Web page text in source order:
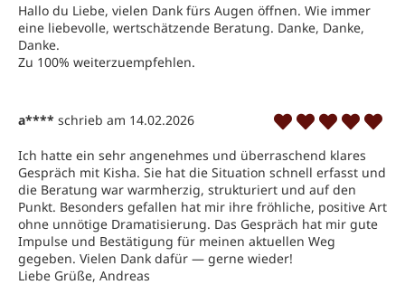
Hallo du Liebe, vielen Dank fürs Augen öffnen. Wie immer
eine liebevolle, wertschätzende Beratung. Danke, Danke,
Danke.
Zu 100% weiterzuempfehlen.
a**** schrieb am 14.02.2026
Ich hatte ein sehr angenehmes und überraschend klares
Gespräch mit Kisha. Sie hat die Situation schnell erfasst und
die Beratung war warmherzig, strukturiert und auf den
Punkt. Besonders gefallen hat mir ihre fröhliche, positive Art
ohne unnötige Dramatisierung. Das Gespräch hat mir gute
Impulse und Bestätigung für meinen aktuellen Weg
gegeben. Vielen Dank dafür — gerne wieder!
Liebe Grüße, Andreas